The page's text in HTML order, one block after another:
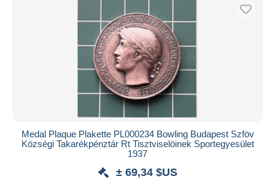
Medal Plaque Plakette PL000234 Bowling Budapest Szföv
Községi Takarékpénztár Rt Tisztviselöinek Sportegyesület
1937
± 69,34 $US